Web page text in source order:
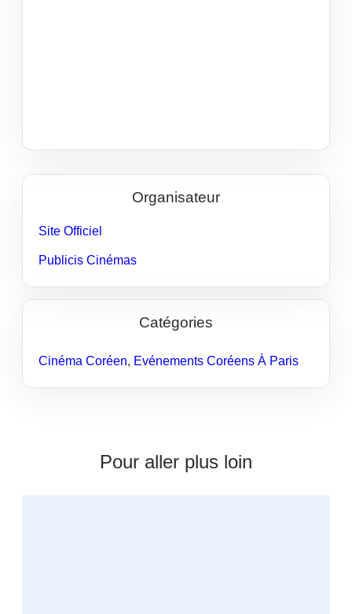
Organisateur
Site Officiel
Publicis Cinémas
Catégories
Cinéma Coréen, Evénements Coréens À Paris
Pour aller plus loin